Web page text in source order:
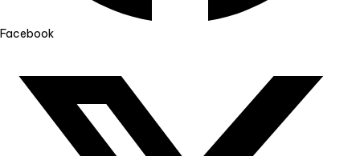
Facebook